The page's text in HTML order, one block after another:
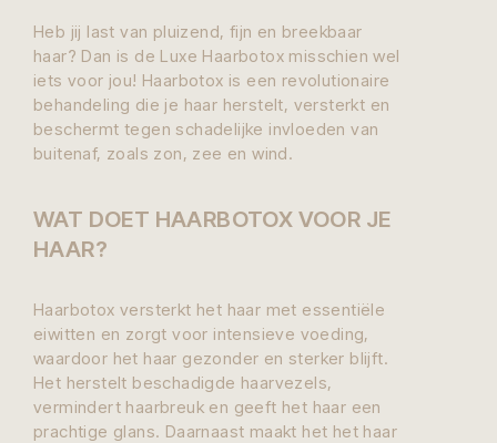
Heb jij last van pluizend, fijn en breekbaar
haar? Dan is de Luxe Haarbotox misschien wel
iets voor jou! Haarbotox is een revolutionaire
behandeling die je haar herstelt, versterkt en
beschermt tegen schadelijke invloeden van
buitenaf, zoals zon, zee en wind.
WAT DOET HAARBOTOX VOOR JE
HAAR?
Haarbotox versterkt het haar met essentiële
eiwitten en zorgt voor intensieve voeding,
waardoor het haar gezonder en sterker blijft.
Het herstelt beschadigde haarvezels,
vermindert haarbreuk en geeft het haar een
prachtige glans. Daarnaast maakt het het haar